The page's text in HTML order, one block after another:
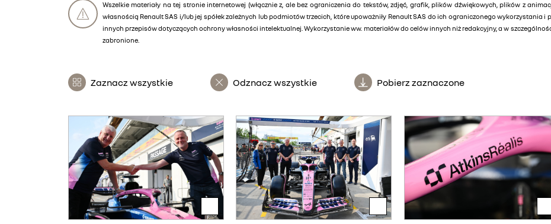
Wszelkie materiały na tej stronie internetowej (włącznie z, ale bez ograniczenia do tekstów, zdjęć, grafik, plików dźwiękowych, plików z
własnością Renault SAS i/lub jej spółek zależnych lub podmiotów trzecich, które upoważniły Renault SAS do ich ograniczonego
innych przepisów dotyczących ochrony własności intelektualnej. Wykorzystanie ww. materiałów do celów innych niż redakcyjny, a w
zabronione.
Zaznacz wszystkie Odznacz wszystkie Pobierz zaznaczone